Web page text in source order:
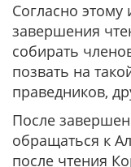
Согласно
завершения
собирать
позвать на
праведников,
После
обращаться к
после чтения